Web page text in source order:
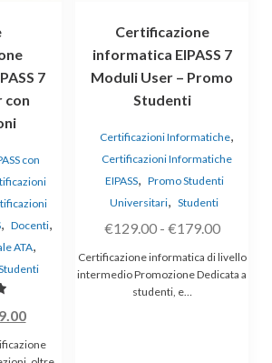
7
con
con
, Docenti,
ATA,
Il
prezzo
attuale
Certificazione
informatica EIPASS 7
Moduli User – Promo
Studenti
Certificazioni Informatiche,
Certificazioni Informatiche
EIPASS, Promo Studenti
Universitari, Studenti
€129.00 - €179.00Fascia
di
prezzo:
Certificazione informatica di livello
intermedio Promozione Dedicata a
studenti, e…
nella
pagina